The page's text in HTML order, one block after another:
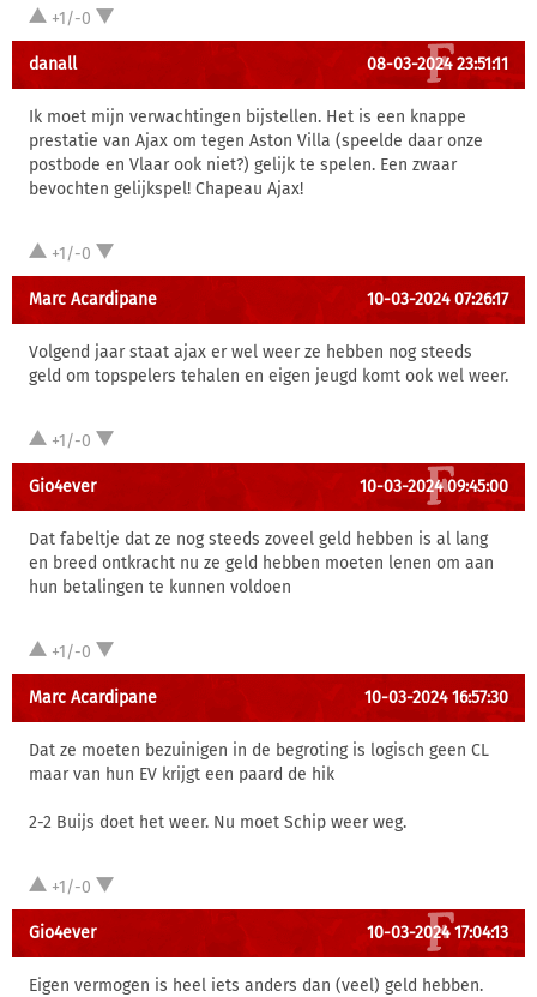
+1/-0
danall 08-03-2024 23:51:11
Ik moet mijn verwachtingen bijstellen. Het is een knappe
prestatie van Ajax om tegen Aston Villa (speelde daar onze
postbode en Vlaar ook niet?) gelijk te spelen. Een zwaar
bevochten gelijkspel! Chapeau Ajax!
+1/-0
Marc Acardipane 10-03-2024 07:26:17
Volgend jaar staat ajax er wel weer ze hebben nog steeds
geld om topspelers tehalen en eigen jeugd komt ook wel weer.
+1/-0
Gio4ever 10-03-2024 09:45:00
Dat fabeltje dat ze nog steeds zoveel geld hebben is al lang
en breed ontkracht nu ze geld hebben moeten lenen om aan
hun betalingen te kunnen voldoen
+1/-0
Marc Acardipane 10-03-2024 16:57:30
Dat ze moeten bezuinigen in de begroting is logisch geen CL
maar van hun EV krijgt een paard de hik
2-2 Buijs doet het weer. Nu moet Schip weer weg.
+1/-0
Gio4ever 10-03-2024 17:04:13
Eigen vermogen is heel iets anders dan (veel) geld hebben.